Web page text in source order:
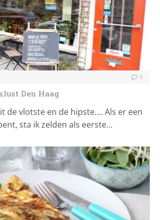
1
Den Haag
de vlotste en de hipste…. Als er een
sta ik zelden als eerste…